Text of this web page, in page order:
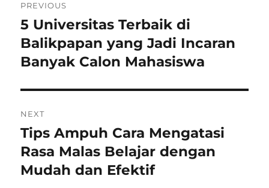
pos
PREVIOUS
Previous
post:
5 Universitas Terbaik di
Balikpapan yang Jadi Incaran
Banyak Calon Mahasiswa
NEXT
Next
post:
Tips Ampuh Cara Mengatasi
Rasa Malas Belajar dengan
Mudah dan Efektif